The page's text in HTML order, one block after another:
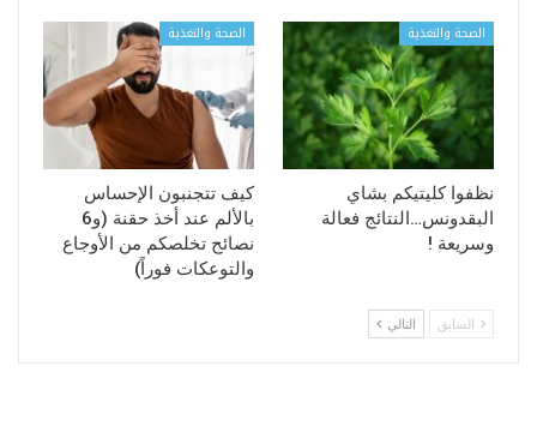
الصحة والتغذية
نظفوا كليتيكم بشاي
البقدونس…النتائج فعالة
وسريعة !
الصحة والتغذية
كيف تتجنبون الإحساس
بالألم عند أخذ حقنة (و6
نصائح تخلصكم من الأوجاع
والتوعكات فوراً)
السابق التالي